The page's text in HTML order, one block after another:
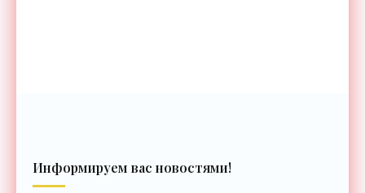
Информируем вас новостями!